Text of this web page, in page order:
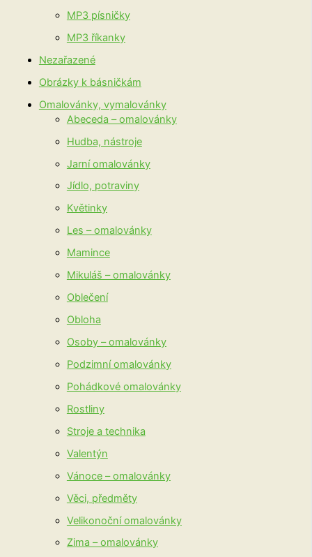
MP3 písničky
MP3 říkanky
Nezařazené
Obrázky k básničkám
Omalovánky, vymalovánky
Abeceda – omalovánky
Hudba, nástroje
Jarní omalovánky
Jídlo, potraviny
Květinky
Les – omalovánky
Mamince
Mikuláš – omalovánky
Oblečení
Obloha
Osoby – omalovánky
Podzimní omalovánky
Pohádkové omalovánky
Rostliny
Stroje a technika
Valentýn
Vánoce – omalovánky
Věci, předměty
Velikonoční omalovánky
Zima – omalovánky